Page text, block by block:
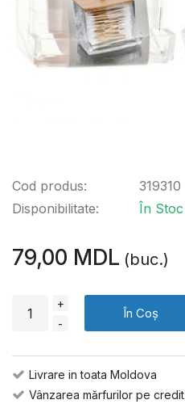
Cod produs:
Disponibilitate:
319310
În Stoc
79,00 MDL (buc.)
+
-
În Coș
Livrare in toata Moldova
Vânzarea mărfurilor pe credit